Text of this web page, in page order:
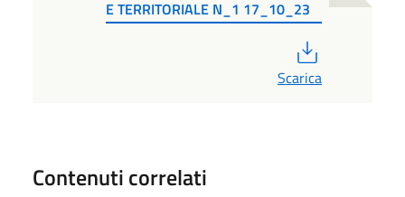
E TERRITORIALE N_1 17_10_23
Scarica
Contenuti correlati